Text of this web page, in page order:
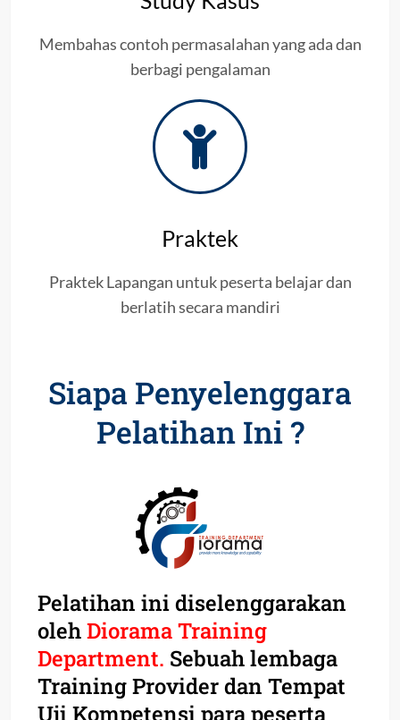
Membahas contoh permasalahan yang ada dan
berbagi pengalaman
Praktek
Praktek Lapangan untuk peserta belajar dan
berlatih secara mandiri
Siapa Penyelenggara
Pelatihan Ini ?
Pelatihan ini diselenggarakan
olehDiorama Training
Department. Sebuah lembaga
Training Provider dan Tempat
Uji Kompetensi para peserta